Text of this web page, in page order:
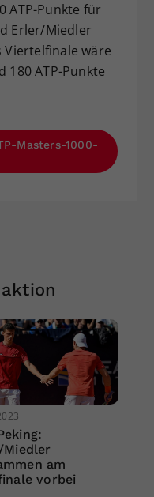
ATP-Punkte für
Erler/Miedler
Viertelfinale wäre
180 ATP-Punkte
Masters-1000-
Miedler
am
vorbei